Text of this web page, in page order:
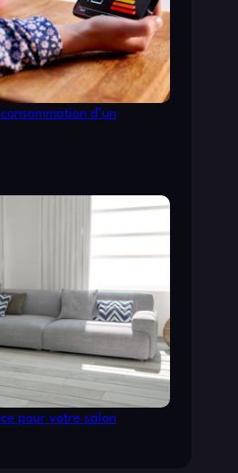
: comment réduire
d’un
parquet gris clair : une
pour votre salon